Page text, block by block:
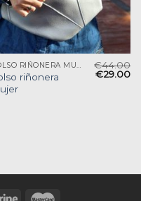
riñonera
€44.00
€29.00